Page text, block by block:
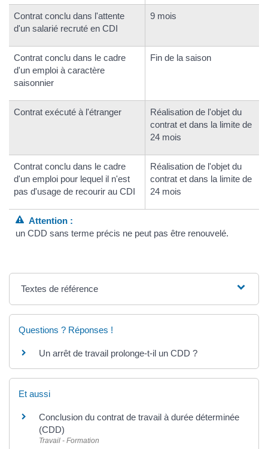
Contrat conclu dans l'attente
d'un salarié recruté en CDI
9 mois
Contrat conclu dans le cadre
d'un emploi à caractère
saisonnier
Fin de la saison
Contrat exécuté à l'étranger
Réalisation de l'objet du
contrat et dans la limite de
24 mois
Contrat conclu dans le cadre
d'un emploi pour lequel il n'est
pas d'usage de recourir au CDI
Réalisation de l'objet du
contrat et dans la limite de
24 mois
Attention :
un CDD sans terme précis ne peut pas être renouvelé.
Textes de référence
Questions ? Réponses !
Un arrêt de travail prolonge-t-il un CDD ?
Et aussi
Conclusion du contrat de travail à durée déterminée
(CDD)
Travail - Formation